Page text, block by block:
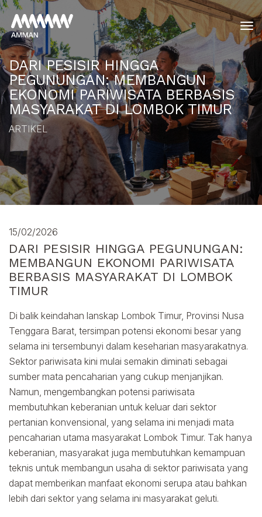
DARI PESISIR HINGGA
PEGUNUNGAN: MEMBANGUN
EKONOMI PARIWISATA BERBASIS
MASYARAKAT DI LOMBOK TIMUR
ARTIKEL
15/02/2026
DARI PESISIR HINGGA PEGUNUNGAN:
MEMBANGUN EKONOMI PARIWISATA
BERBASIS MASYARAKAT DI LOMBOK
TIMUR
Di balik keindahan lanskap Lombok Timur, Provinsi Nusa
Tenggara Barat, tersimpan potensi ekonomi besar yang
selama ini tersembunyi dalam keseharian masyarakatnya.
Sektor pariwisata kini mulai semakin diminati sebagai
sumber mata pencaharian yang cukup menjanjikan.
Namun, mengembangkan potensi pariwisata
membutuhkan keberanian untuk keluar dari sektor
pertanian konvensional, yang selama ini menjadi mata
pencaharian utama masyarakat Lombok Timur. Tak hanya
keberanian, masyarakat juga membutuhkan kemampuan
teknis untuk membangun usaha di sektor pariwisata yang
dapat memberikan manfaat ekonomi serupa atau bahkan
lebih dari sektor yang selama ini masyarakat geluti.